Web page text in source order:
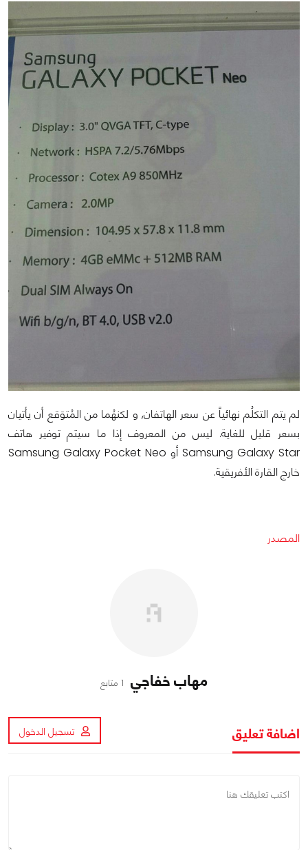
لم يتم التكلُم نهائياً عن سعر الهاتفان, و لكنهُما من المُتوَقع أن يأتيان
بسعر قليل للغاية. ليس من المعروف إذا ما سيتم توفير هاتف
Samsung Galaxy Star أو Samsung Galaxy Pocket Neo
خارج القارة الأفريقية.
المصدر
مهاب خفاجي 1 متابع
اضافة تعليق تسجيل الدخول